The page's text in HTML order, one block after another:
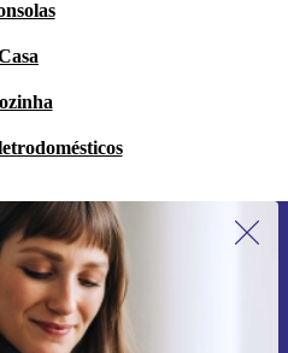
nossa newsletter pela
e poupa 15€!
nenhuma oferta.